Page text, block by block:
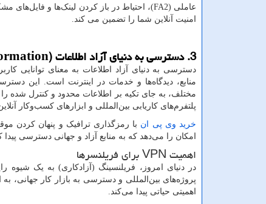
عاملی (2 FA)، احتیاط در باز کردن لینک‌ها و فایل‌های
امنیت آنلاین شما را تضمین می کند.
3. دسترسی به دنیای آزاد اطلاعات (
دسترسی به دنیای آزاد اطلاعات به معنای توانایی
منابع، دیدگاه‌ها و خدمات در اینترنت است. این
مختلف، به جای تکیه بر اطلاعات محدود و کنترل شده
پلتفرم‌های کاریابی بین‌المللی و ابزارهای کسب‌وکار
خرید وی پی ان با رمزگذاری ترافیک و پنهان کردن
امکان را می‌دهد که به منابع آزاد و جهانی دسترسی پیدا
اهمیتVPNبرای فریلنسرها
در دنیای امروز، فریلنسینگ (آزادکاری) به یک
پروژه‌های بین‌المللی و دسترسی به بازار کار جهانی،
اهمیتی حیاتی پیدا می‌کند.